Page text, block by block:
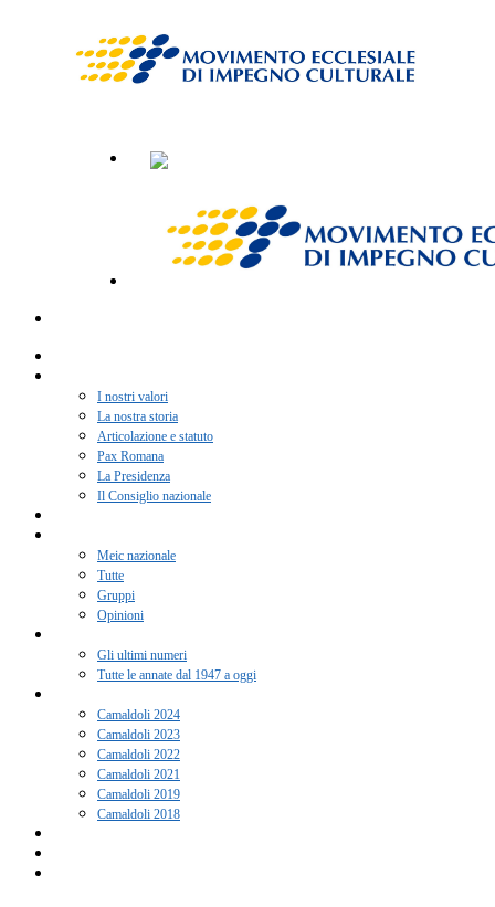
I nostri valori
La nostra storia
Articolazione e statuto
Pax Romana
La Presidenza
Il Consiglio nazionale
Meic nazionale
Tutte
Gruppi
Opinioni
Gli ultimi numeri
Tutte le annate dal 1947 a oggi
Camaldoli 2024
Camaldoli 2023
Camaldoli 2022
Camaldoli 2021
Camaldoli 2019
Camaldoli 2018